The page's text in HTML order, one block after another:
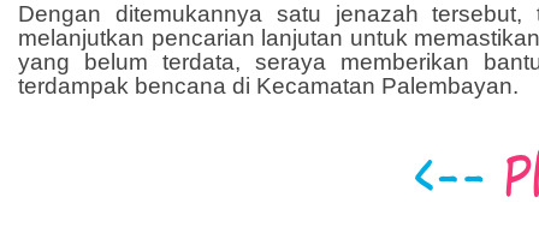
Dengan ditemukannya satu jenazah tersebut,
melanjutkan pencarian lanjutan untuk
yang belum terdata, seraya memberikan
terdampak bencana di Kecamatan Palembayan.